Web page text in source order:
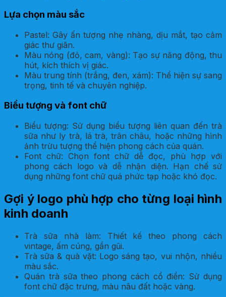
Lựa chọn màu sắc
Pastel: Gây ấn tượng nhẹ nhàng, dịu mắt, tạo cảm
giác thư giãn.
Màu nóng (đỏ, cam, vàng): Tạo sự năng động, thu
hút, kích thích vị giác.
Màu trung tính (trắng, đen, xám): Thể hiện sự sang
trọng, tinh tế và chuyên nghiệp.
Biểu tượng và font chữ
Biểu tượng: Sử dụng biểu tượng liên quan đến trà
sữa như ly trà, lá trà, trân châu, hoặc những hình
ảnh trừu tượng thể hiện phong cách của quán.
Font chữ: Chọn font chữ dễ đọc, phù hợp với
phong cách logo và dễ nhận diện. Hạn chế sử
dụng những font chữ quá phức tạp hoặc khó đọc.
Gợi ý logo phù hợp cho từng loại hình
kinh doanh
Trà sữa nhà làm: Thiết kế theo phong cách
vintage, ấm cúng, gần gũi.
Trà sữa & quà vặt: Logo sáng tạo, vui nhộn, nhiều
màu sắc.
Quán trà sữa theo phong cách cổ điển: Sử dụng
font chữ đặc trưng, màu nâu đất hoặc vàng.